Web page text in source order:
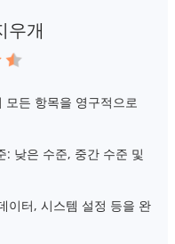
우개
든 항목을 영구적으로
: 낮은 수준, 중간 수준 및
이터, 시스템 설정 등을 완